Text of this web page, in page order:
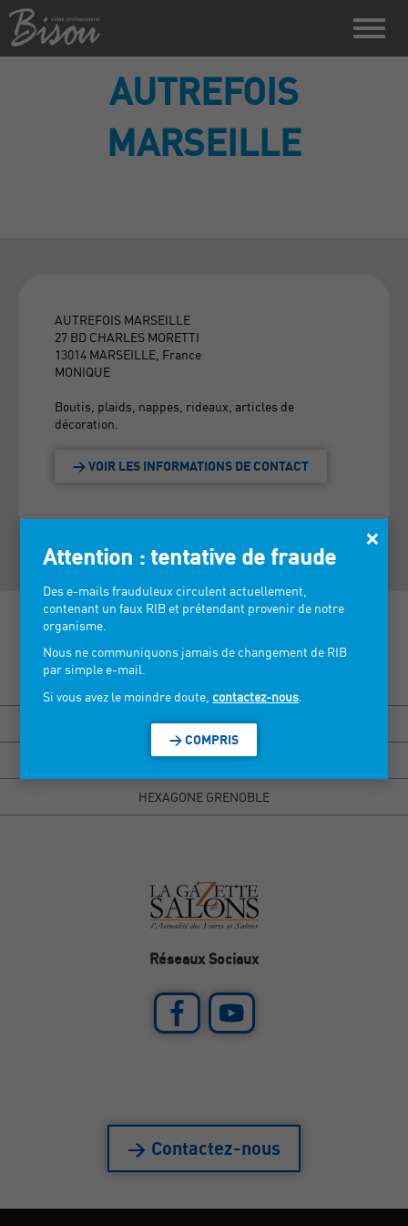
AUTREFOIS
MARSEILLE
AUTREFOIS MARSEILLE
27 BD CHARLES MORETTI
13014 MARSEILLE, France
MONIQUE
Boutis, plaids, nappes, rideaux, articles de
décoration.
> VOIR LES INFORMATIONS DE CONTACT
BISOU MARSEILLE
HEXAGONE RENNES
HEXAGONE GRENOBLE
Réseaux Sociaux
> Contactez-nous
×
Attention : tentative de fraude
Des e-mails frauduleux circulent actuellement,
contenant un faux RIB et prétendant provenir de notre
organisme.
Nous ne communiquons jamais de changement de RIB
par simple e-mail.
Si vous avez le moindre doute, contactez-nous
> COMPRIS